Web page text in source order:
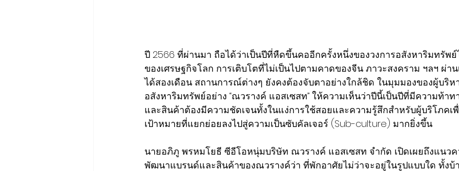
ปี 2566 ที่ผ่านมา ถือได้ว่าเป็นปีที่หืดขึ้นคออีกครั้งหนึ่งของวงการอสังหาริมทรัพ
ของเศรษฐกิจโลก การเติบโตที่ไม่เป็นไปตามคาดของจีน ภาวะสงคราม ฯลฯ ผ่า
ได้สองเดือน สถานการณ์ต่างๆ ยังคงต้องจับตาอย่างใกล้ชิด ในมุมมองของผู้บริห
อสังหาริมทรัพย์อย่าง “ณวรางค์ แอสเซสท” ให้ความเห็นว่าปีนี้เป็นปีที่มีความท้า
และสินค้าต้องมีความชัดเจนทั้งในแง่การใช้สอยและความรู้สึกสำหรับผู้บริโภคเ
เป้าหมายที่แยกย่อยลงไปสู่ความเป็นซับคัลเจอร์ (Sub-culture) มากยิ่งขึ้น
นายอภิภู พรหมโยธี ซีอีโอหนุ่มบริษัท ณวรางค์ แอสเซสท จำกัด เปิดเผยถึงแนว
พัฒนาแบรนด์และสินค้าของณวรางค์ว่า ที่พักอาศัยไม่ว่าจะอยู่ในรูปแบบใด ทั้งบ้